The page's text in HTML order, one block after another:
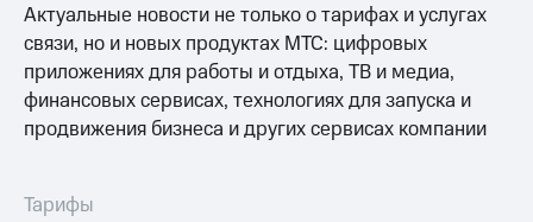
Актуальные новости не только о тарифах и услугах
связи, но и новых продуктах МТС: цифровых
приложениях для работы и отдыха, ТВ и медиа,
финансовых сервисах, технологиях для запуска и
продвижения бизнеса и других сервисах компании
Тарифы